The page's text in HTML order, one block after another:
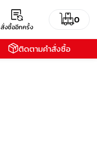
สั่งซื้ออีกครั้ง
0
ติดตามคำสั่งซื้อ